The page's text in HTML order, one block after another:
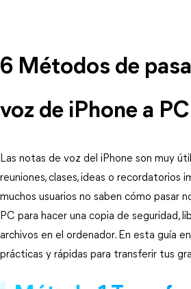
6 Métodos de
voz de iPhone a PC
Las notas de voz del iPhone son muy
reuniones, clases, ideas o recordatorios
muchos usuarios no saben cómo pasar
PC para hacer una copia de seguridad,
archivos en el ordenador. En esta guía
prácticas y rápidas para transferir tus